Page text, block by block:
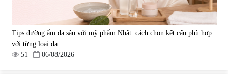
Tips dưỡng ẩm da sâu với mỹ phẩm Nhật: cách chọn kết cấu phù hợp
với từng loại da
51
06/08/2026